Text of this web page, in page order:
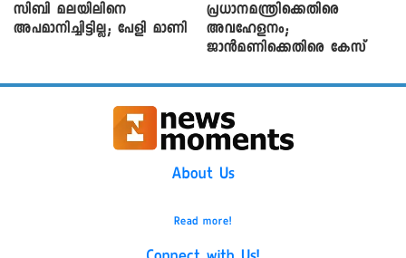
സിബി മലയിലിനെ
അപമാനിച്ചിട്ടില്ല; പേളി മാണി
പ്രധാനമന്ത്രിക്കെതിരെ
അവഹേളനം;
ജാൻമണിക്കെതിരെ കേസ്
About Us
Read more!